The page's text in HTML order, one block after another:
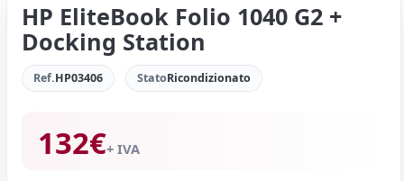
HP EliteBook Folio 1040 G2 +
Docking Station
Ref.HP03406 StatoRicondizionato
132€+ IVA